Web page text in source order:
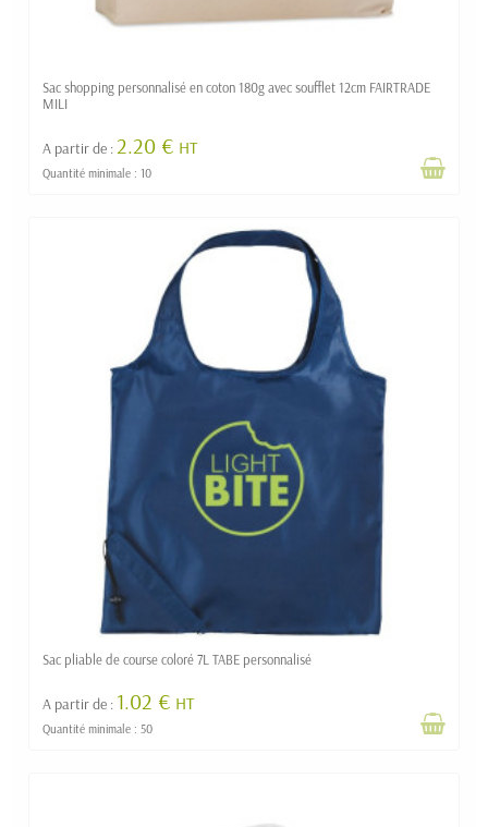
Sac shopping personnalisé en coton 180g avec soufflet 12cm FAIRTRADE
MILI
A partir de :2.20 € HT
Quantité minimale : 10
Sac pliable de course coloré 7L TABE personnalisé
A partir de : 1.02 € HT
Quantité minimale : 50